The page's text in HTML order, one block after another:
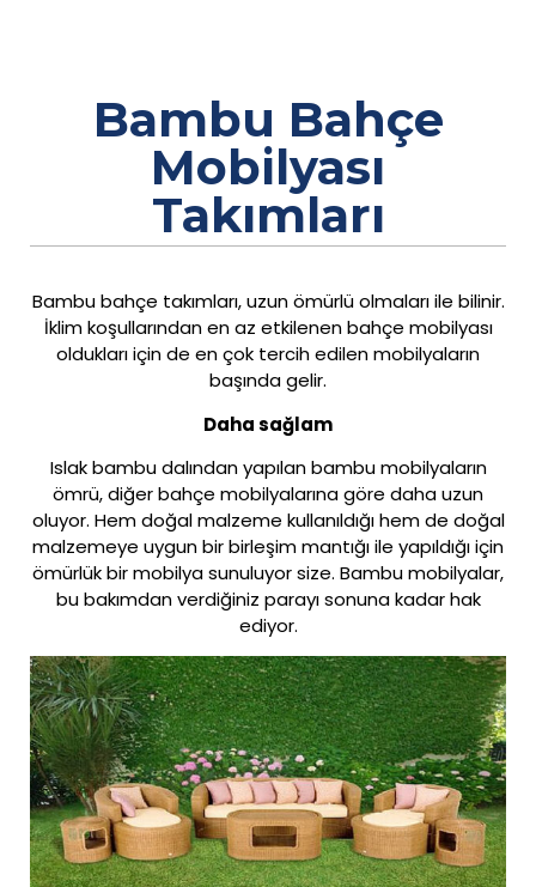
Bambu Bahçe
Mobilyası
Takımları
Bambu bahçe takımları, uzun ömürlü olmaları ile bilinir.
İklim koşullarından en az etkilenen bahçe mobilyası
oldukları için de en çok tercih edilen mobilyaların
başında gelir.
Daha sağlam
Islak bambu dalından yapılan bambu mobilyaların
ömrü, diğer bahçe mobilyalarına göre daha uzun
oluyor. Hem doğal malzeme kullanıldığı hem de doğal
malzemeye uygun bir birleşim mantığı ile yapıldığı için
ömürlük bir mobilya sunuluyor size. Bambu mobilyalar,
bu bakımdan verdiğiniz parayı sonuna kadar hak
ediyor.